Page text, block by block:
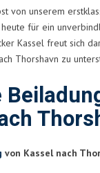
von unserem
für ein
Kassel freut sich
Thorshavn zu
von Kassel nach